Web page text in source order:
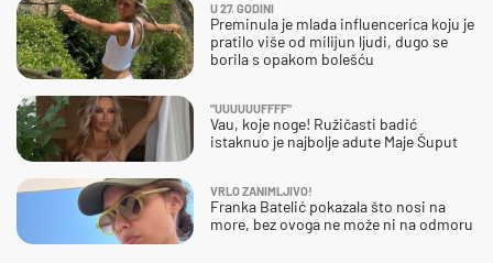
U 27. GODINI
Preminula je mlada influencerica koju je
pratilo više od milijun ljudi, dugo se
borila s opakom bolešću
"UUUUUUFFFF"
Vau, koje noge! Ružičasti badić
istaknuo je najbolje adute Maje Šuput
VRLO ZANIMLJIVO!
Franka Batelić pokazala što nosi na
more, bez ovoga ne može ni na odmoru